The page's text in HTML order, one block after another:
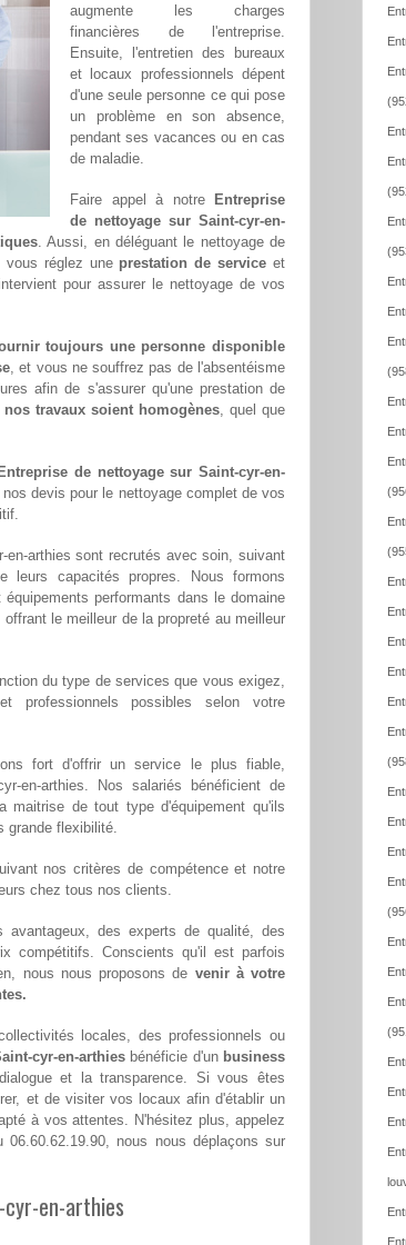
augmente les charges
financières de l'entreprise.
Ensuite, l'entretien des bureaux
et locaux professionnels dépent
d'une seule personne ce qui pose
un problème en son absence,
pendant ses vacances ou en cas
de maladie.
Faire appel à notre
Entreprise
de nettoyage sur Saint-cyr-en-
. Aussi, en déléguant le nettoyage de
vous réglez une prestation de service et
pour assurer le nettoyage de vos
toujours une personne disponible
, et vous ne souffrez pas de l'absentéisme
afin de s'assurer qu'une prestation de
nos travaux soient homogènes, quel que
Entreprise de nettoyage sur Saint-cyr-en-
devis pour le nettoyage complet de vos
arthies sont recrutés avec soin, suivant
leurs capacités propres. Nous formons
performants dans le domaine
le meilleur de la propreté au meilleur
du type de services que vous exigez,
possibles selon votre
fort d'offrir un service le plus fiable,
en-arthies. Nos salariés bénéficient de
maitrise de tout type d'équipement qu'ils
grande flexibilité.
nos critères de compétence et notre
chez tous nos clients.
des experts de qualité, des
compétitifs. Conscients qu'il est parfois
nous nous proposons de venir à votre
locales, des professionnels ou
cyr-en-arthiesbénéficie d'un business
et la transparence. Si vous êtes
et de visiter vos locaux afin d'établir un
à vos attentes. N'hésitez plus, appelez
nous nous déplaçons sur
en-arthies